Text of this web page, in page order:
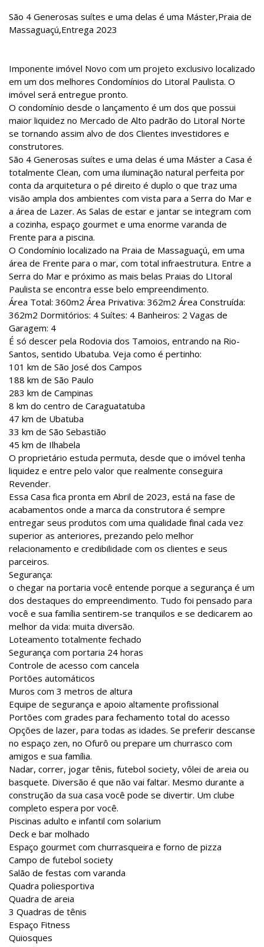
São 4 Generosas suítes e uma delas é uma Máster,Praia de
Massaguaçú,Entrega 2023
Imponente imóvel Novo com um projeto exclusivo localizado
em um dos melhores Condomínios do Litoral Paulista. O
imóvel será entregue pronto.
O condomínio desde o lançamento é um dos que possui
maior liquidez no Mercado de Alto padrão do Litoral Norte
se tornando assim alvo de dos Clientes investidores e
construtores.
São 4 Generosas suítes e uma delas é uma Máster a Casa é
totalmente Clean, com uma iluminação natural perfeita por
conta da arquitetura o pé direito é duplo o que traz uma
visão ampla dos ambientes com vista para a Serra do Mar e
a área de Lazer. As Salas de estar e jantar se integram com
a cozinha, espaço gourmet e uma enorme varanda de
Frente para a piscina.
O Condomínio localizado na Praia de Massaguaçú, em uma
área de Frente para o mar, com total infraestrutura. Entre a
Serra do Mar e próximo as mais belas Praias do LItoral
Paulista se encontra esse belo empreendimento.
Área Total: 360m2 Área Privativa: 362m2 Área Construída:
362m2 Dormitórios: 4 Suítes: 4 Banheiros: 2 Vagas de
Garagem: 4
É só descer pela Rodovia dos Tamoios, entrando na Rio-
Santos, sentido Ubatuba. Veja como é pertinho:
101 km de São José dos Campos
188 km de São Paulo
283 km de Campinas
8 km do centro de Caraguatatuba
47 km de Ubatuba
33 km de São Sebastião
45 km de Ilhabela
O proprietário estuda permuta, desde que o imóvel tenha
liquidez e entre pelo valor que realmente conseguira
Revender.
Essa Casa fica pronta em Abril de 2023, está na fase de
acabamentos onde a marca da construtora é sempre
entregar seus produtos com uma qualidade final cada vez
superior as anteriores, prezando pelo melhor
relacionamento e credibilidade com os clientes e seus
parceiros.
Segurança:
o chegar na portaria você entende porque a segurança é um
dos destaques do empreendimento. Tudo foi pensado para
você e sua família sentirem-se tranquilos e se dedicarem ao
melhor da vida: muita diversão.
Loteamento totalmente fechado
Segurança com portaria 24 horas
Controle de acesso com cancela
Portões automáticos
Muros com 3 metros de altura
Equipe de segurança e apoio altamente profissional
Portões com grades para fechamento total do acesso
Opções de lazer, para todas as idades. Se preferir descanse
no espaço zen, no Ofurô ou prepare um churrasco com
amigos e sua família.
Nadar, correr, jogar tênis, futebol society, vôlei de areia ou
basquete. Diversão é que não vai faltar. Mesmo durante a
construção da sua casa você pode se divertir. Um clube
completo espera por você.
Piscinas adulto e infantil com solarium
Deck e bar molhado
Espaço gourmet com churrasqueira e forno de pizza
Campo de futebol society
Salão de festas com varanda
Quadra poliesportiva
Quadra de areia
3 Quadras de tênis
Espaço Fitness
Quiosques